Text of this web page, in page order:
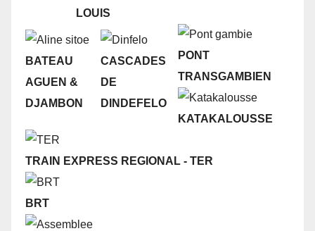
LOUIS
BATEAU
AGUEN &
DJAMBON
CASCADES
DE
DINDEFELO
PONT
TRANSGAMBIEN
KATAKALOUSSE
TRAIN EXPRESS REGIONAL - TER
BRT